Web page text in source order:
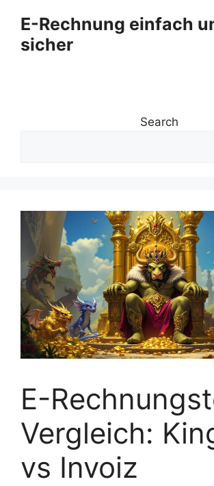
Inhalt
springen
E-Rechnung einfach
sicher
Search
E-
Vergleich:
vs Invoiz